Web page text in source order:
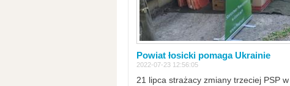
Powiat łosicki pomaga Ukrainie
2022-07-23 12:56:05
21 lipca strażacy zmiany trzeciej PSP